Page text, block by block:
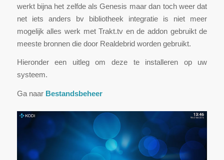
werkt bijna het zelfde als Genesis maar dan toch weer dat
net iets anders bv bibliotheek integratie is niet meer
mogelijk alles werk met Trakt.tv en de addon gebruikt de
meeste bronnen die door Realdebrid worden gebruikt.
Hieronder een uitleg om deze te installeren op uw
systeem.
Ga naar Bestandsbeheer